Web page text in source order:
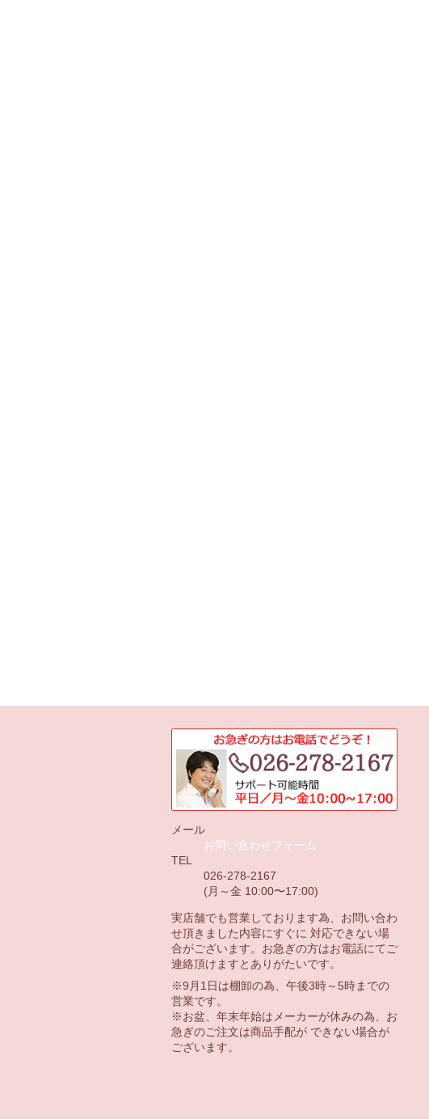
メール
お問い合わせフォーム
TEL
026-278-2167
(月～金 10:00〜17:00)
実店舗でも営業しております為、お問い合わ
せ頂きました内容にすぐに 対応できない場
合がございます。お急ぎの方はお電話にてご
連絡頂けますとありがたいです。
※9月1日は棚卸の為、午後3時～5時までの
営業です。
※お盆、年末年始はメーカーが休みの為、お
急ぎのご注文は商品手配が できない場合が
ございます。